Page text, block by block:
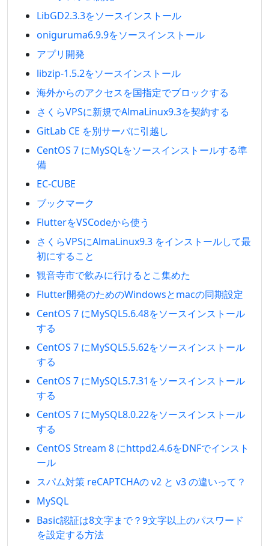
LibGD2.3.3をソースインストール
oniguruma6.9.9をソースインストール
アプリ開発
libzip-1.5.2をソースインストール
海外からのアクセスを国指定でブロックする
さくらVPSに新規でAlmaLinux9.3を契約する
GitLab CE を別サーバに引越し
CentOS 7 にMySQLをソースインストールする準
備
EC-CUBE
ブックマーク
FlutterをVSCodeから使う
さくらVPSにAlmaLinux9.3 をインストールして最
初にすること
観音寺市で飲みに行けるとこ集めた
Flutter開発のためのWindowsとmacの同期設定
CentOS 7 にMySQL5.6.48をソースインストール
する
CentOS 7 にMySQL5.5.62をソースインストール
する
CentOS 7 にMySQL5.7.31をソースインストール
する
CentOS 7 にMySQL8.0.22をソースインストール
する
CentOS Stream 8 にhttpd2.4.6をDNFでインスト
ール
スパム対策 reCAPTCHAの v2 と v3 の違いって？
MySQL
Basic認証は8文字まで？9文字以上のパスワード
を設定する方法